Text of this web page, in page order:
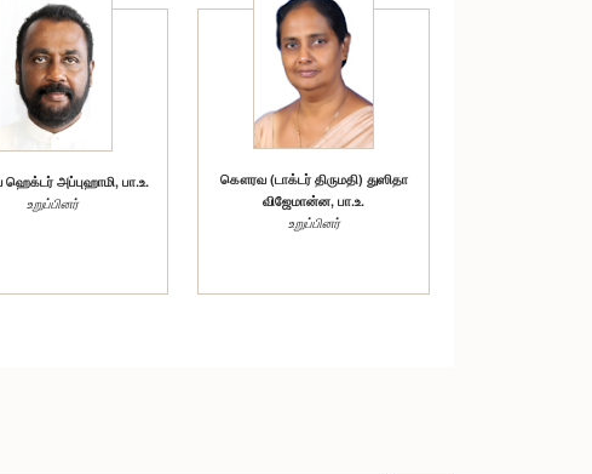
அப்புஹாமி, பா.உ.
உறுப்பினர்
கௌரவ (டாக்டர் திருமதி) துஸிதா
விஜேமான்ன, பா.உ.
உறுப்பினர்